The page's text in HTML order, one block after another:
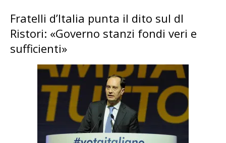
Fratelli d’Italia punta il dito sul dl
Ristori: «Governo stanzi fondi veri e
sufficienti»